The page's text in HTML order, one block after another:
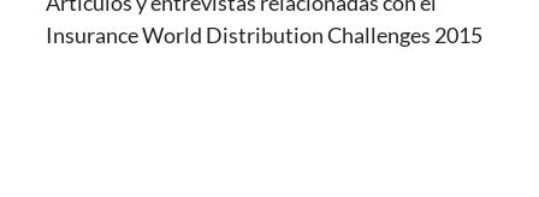
Insurance World Distribution Challenges 2015